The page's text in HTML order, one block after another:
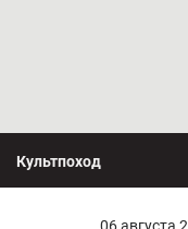
Культпоход
06 августа